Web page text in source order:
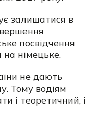
залишатися в
посвідчення
на німецьке.
не дають
Тому водіям
і теоретичний, і